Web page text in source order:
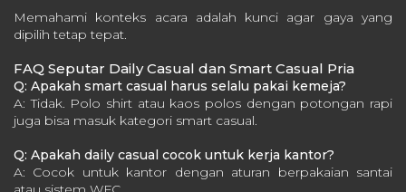
Memahami konteks acara adalah kunci agar gaya yang
dipilih tetap tepat.
FAQ Seputar Daily Casual dan Smart Casual Pria
Q: Apakah smart casual harus selalu pakai kemeja?
A: Tidak. Polo shirt atau kaos polos dengan potongan rapi
juga bisa masuk kategori smart casual.
Q: Apakah daily casual cocok untuk kerja kantor?
A: Cocok untuk kantor dengan aturan berpakaian santai